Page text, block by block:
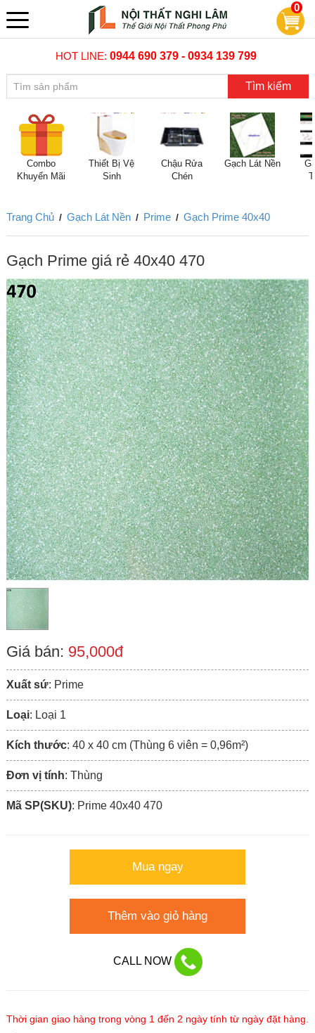
0
HOT LINE:0944 690 379 - 0934 139 799
Tìm kiếm
Combo
Khuyến Mãi
Thiết Bị Vệ
Sinh
Chậu Rửa
Chén
Gạch Lát Nền
Trang Chủ / Gạch Lát Nền / Prime / Gạch Prime 40x40
Gạch Prime giá rẻ 40x40 470
Giá bán: 95,000đ
Xuất sứ: Prime
Loại: Loại 1
Kích thước: 40 x 40 cm (Thùng 6 viên = 0,96m²)
Đơn vị tính: Thùng
Mã SP(SKU): Prime 40x40 470
Mua ngay
Thêm vào giỏ hàng
CALL NOW
Thời gian giao hàng trong vòng 1 đến 2 ngày tính từ ngày đặt hàng.